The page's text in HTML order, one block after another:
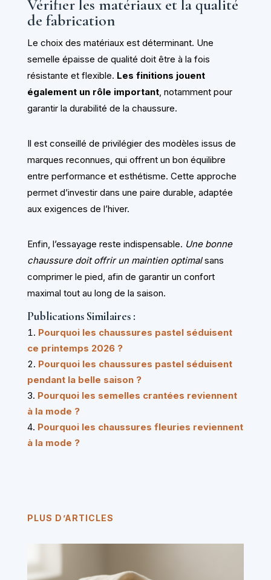
Vérifier les matériaux et la qualité
de fabrication
Le choix des matériaux est déterminant. Une
semelle épaisse de qualité doit être à la fois
résistante et flexible. Les finitions jouent
également un rôle important, notamment pour
garantir la durabilité de la chaussure.
Il est conseillé de privilégier des modèles issus de
marques reconnues, qui offrent un bon équilibre
entre performance et esthétisme. Cette approche
permet d’investir dans une paire durable, adaptée
aux exigences de l’hiver.
Enfin, l’essayage reste indispensable. Une bonne
chaussure doit offrir un maintien optimalsans
comprimer le pied, afin de garantir un confort
maximal tout au long de la saison.
Publications Similaires :
Pourquoi les chaussures pastel séduisent
ce printemps 2026 ?
Pourquoi les chaussures pastel séduisent
pendant la belle saison ?
Pourquoi les semelles crantées reviennent
à la mode ?
Pourquoi les chaussures fleuries reviennent
à la mode ?
PLUS D’ARTICLES